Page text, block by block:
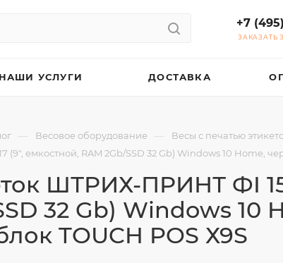
+7
ЗАКАЗАТЬ
НАШИ УСЛУГИ ДОСТАВКА
— Весовое оборудование — Весы с печатью
емкостной, RAM 2Gb/SSD 32 Gb) Windows 10 Home,
ШТРИХ-ПРИНТ ФI
32 Gb) Windows 10
TOUCH POS Х9S